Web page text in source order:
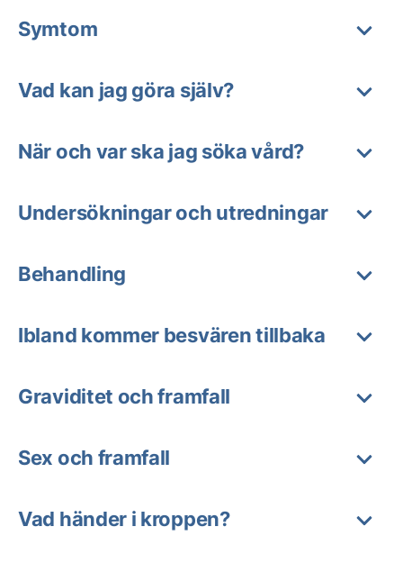
Symtom
Vad kan jag göra själv?
När och var ska jag söka vård?
Undersökningar och utredningar
Behandling
Ibland kommer besvären tillbaka
Graviditet och framfall
Sex och framfall
Vad händer i kroppen?